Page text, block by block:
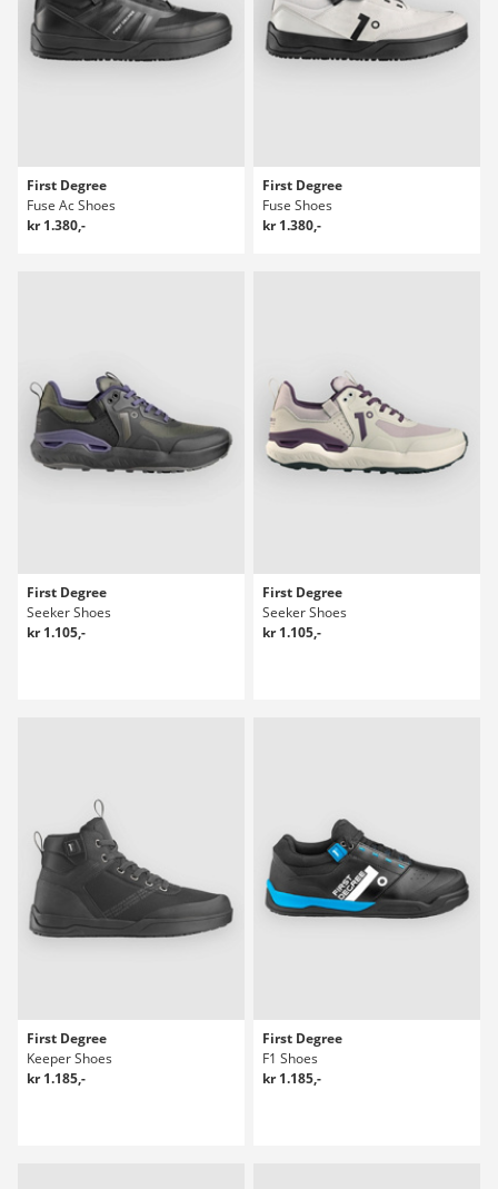
First Degree
Fuse Ac Shoes
kr 1.380,-
First Degree
Fuse Shoes
kr 1.380,-
First Degree
Seeker Shoes
kr 1.105,-
First Degree
Seeker Shoes
kr 1.105,-
First Degree
Keeper Shoes
kr 1.185,-
First Degree
F1 Shoes
kr 1.185,-